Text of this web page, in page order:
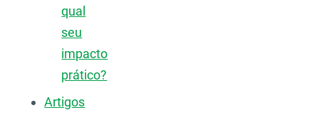
qual
seu
impacto
prático?
Artigos